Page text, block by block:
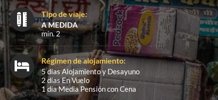
Tipo de viaje:
A MEDIDA
mín. 2
Régimen de alojamiento:
5 días Alojamiento y Desayuno
2 días En Vuelo
1 día Media Pensión con Cena